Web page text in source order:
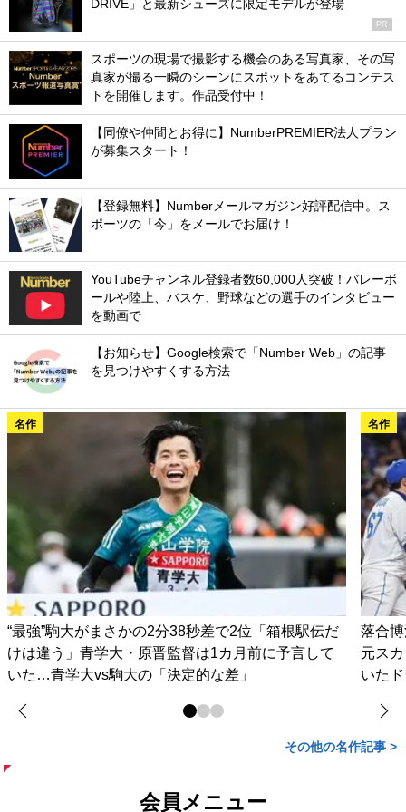
DRIVE」と最新シューズに限定モデルが登場
PR
スポーツの現場で撮影する機会のある写真家、その写
真家が撮る一瞬のシーンにスポットをあてるコンテス
トを開催します。作品受付中！
【同僚や仲間とお得に】NumberPREMIER法人プラン
が募集スタート！
【登録無料】Numberメールマガジン好評配信中。ス
ポーツの「今」をメールでお届け！
YouTubeチャンネル登録者数60,000人突破！バレーボ
ールや陸上、バスケ、野球などの選手のインタビュー
を動画で
【お知らせ】Google検索で「Number Web」の記事
を見つけやすくする方法
名作
“最強”駒大がまさかの2分38秒差で2位「箱根駅伝だ
けは違う」青学大・原晋監督は1カ月前に予言して
いた…青学大vs駒大の「決定的な差」
名作
落合
元ス
いた
その他の名作記事 >
会員メニュー